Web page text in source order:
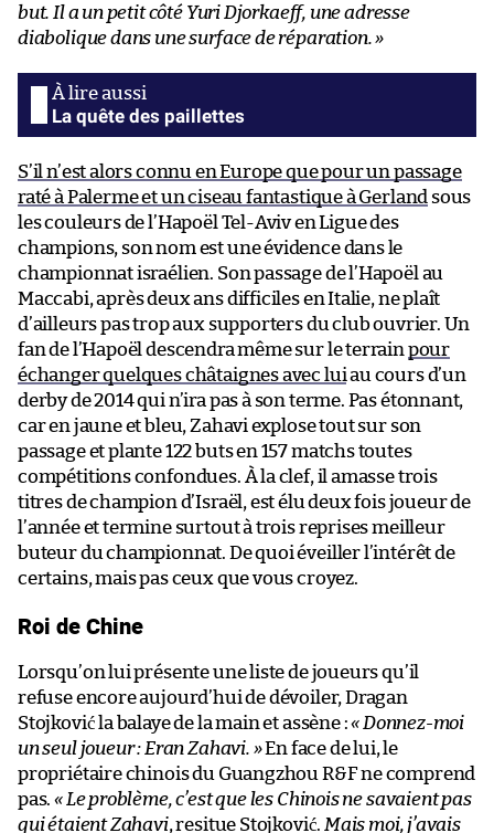
but. Il a un petit côté Yuri Djorkaeff, une adresse
diabolique dans une surface de réparation. »
La quête des paillettes
S’il n’est alors connu en Europe que pour un passage
raté à Palerme et un ciseau fantastique à Gerland sous
les couleurs de l’Hapoël Tel-Aviv en Ligue des
champions, son nom est une évidence dans le
championnat israélien. Son passage de l’Hapoël au
Maccabi, après deux ans difficiles en Italie, ne plaît
d’ailleurs pas trop aux supporters du club ouvrier. Un
fan de l’Hapoël descendra même sur le terrain pour
échanger quelques châtaignes avec luiau cours d’un
derby de 2014 qui n’ira pas à son terme. Pas étonnant,
car en jaune et bleu, Zahavi explose tout sur son
passage et plante 122 buts en 157 matchs toutes
compétitions confondues. À la clef, il amasse trois
titres de champion d’Israël, est élu deux fois joueur de
l’année et termine surtout à trois reprises meilleur
buteur du championnat. De quoi éveiller l’intérêt de
certains, mais pas ceux que vous croyez.
Roi de Chine
Lorsqu’on lui présente une liste de joueurs qu’il
refuse encore aujourd’hui de dévoiler, Dragan
Stojković la balaye de la main et assène :« Donnez-moi
un seul joueur : Eran Zahavi. »En face de lui, le
propriétaire chinois du Guangzhou R&F ne comprend
pas.« Le problème, c’est que les Chinois ne savaient pas
qui étaient Zahavi, resitue Stojković. Mais moi, j’avais